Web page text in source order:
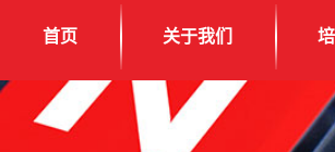
首页 关于我们